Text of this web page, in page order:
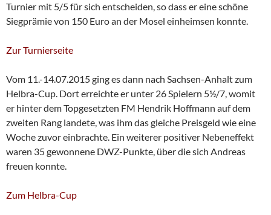
Turnier mit 5/5 für sich entscheiden, so dass er eine schöne
Siegprämie von 150 Euro an der Mosel einheimsen konnte.
Zur Turnierseite
Vom 11.-14.07.2015 ging es dann nach Sachsen-Anhalt zum
Helbra-Cup. Dort erreichte er unter 26 Spielern 5½/7, womit
er hinter dem Topgesetzten FM Hendrik Hoffmann auf dem
zweiten Rang landete, was ihm das gleiche Preisgeld wie eine
Woche zuvor einbrachte. Ein weiterer positiver Nebeneffekt
waren 35 gewonnene DWZ-Punkte, über die sich Andreas
freuen konnte.
Zum Helbra-Cup